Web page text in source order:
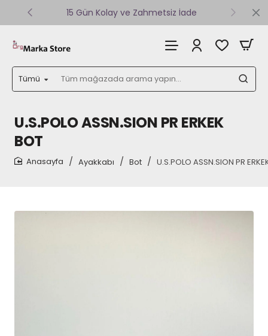
15 Gün Kolay ve Zahmetsiz İade
Tümü
Tüm
mağazada
yapın...
U.S.POLO ASSN.SION PR ERKEK
BOT
Ayakkabı Bot U.S.POLO ASSN.SION PR